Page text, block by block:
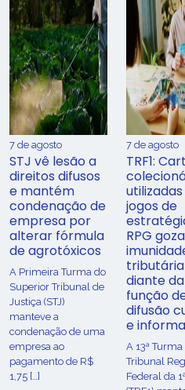
7 de agosto
STJ vê lesão a
direitos difusos
e mantém
condenação de
empresa por
alterar fórmula
de agrotóxicos
​A Primeira Turma do
Superior Tribunal de
Justiça (STJ)
manteve a
condenação de uma
empresa ao
pagamento de R$
1,75 […]
7 de agosto
TRF1:
jogos de
RPG
tributária
diante da
função
difusão
e
A 13ª
Tribunal
Federal da